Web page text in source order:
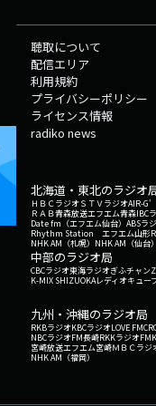
聴取について
配信エリア
利用規約
プライバシーポリシー
ライセンス情報
radiko news
北海道・東北のラジオ
ＨＢＣラジオＳＴＶラジオAIR-G'
ＲＡＢ青森放送エフエム青森IBC
Date fm（エフエム仙台） ABSラ
Rhythm Station エフエム山形
NHK AM（札幌） NHK AM（仙台
中部のラジオ局
CBCラジオ東海ラジオぎふチャン
K-MIX SHIZUOKAレディオキュー
九州・沖縄のラジオ局
RKBラジオKBCラジオLOVE FM
NBCラジオFM長崎RKKラジオ
宮崎放送エフエム宮崎ＭＢＣラジ
NHK AM（福岡）